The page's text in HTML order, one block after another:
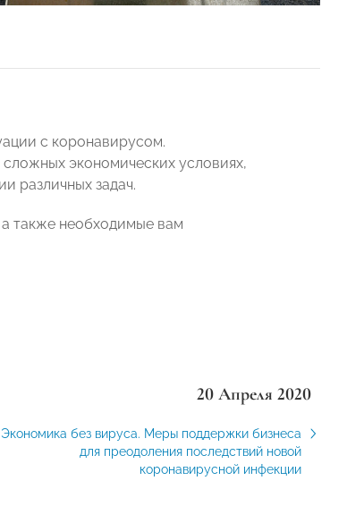
с коронавирусом.
экономических условиях,
различных задач.
также необходимые вам
20 Апреля 2020
Экономика без вируса. Меры поддержки бизнеса
для преодоления последствий новой
коронавирусной инфекции